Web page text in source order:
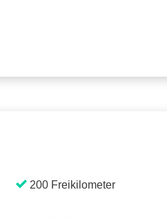
200 Freikilometer